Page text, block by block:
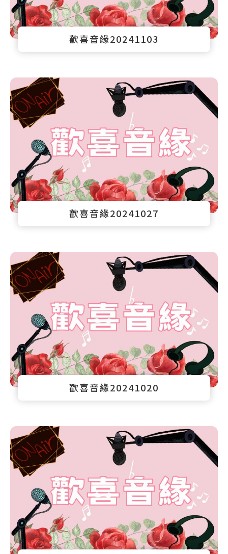
歡喜音緣20241103
歡喜音緣20241027
歡喜音緣20241020